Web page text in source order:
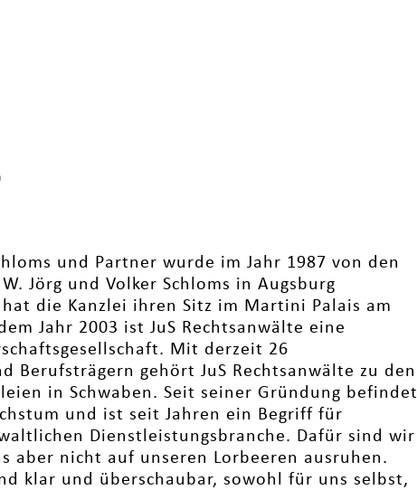
und Partner wurde im Jahr 1987 von den
Jörg und Volker Schloms in Augsburg
die Kanzlei ihren Sitz im Martini Palais am
Jahr 2003 ist JuS Rechtsanwälte eine
Mit derzeit 26
Berufsträgern gehört JuS Rechtsanwälte zu den
in Schwaben. Seit seiner Gründung befindet
und ist seit Jahren ein Begriff für
Dienstleistungsbranche. Dafür sind wir
aber nicht auf unseren Lorbeeren ausruhen.
klar und überschaubar, sowohl für uns selbst,